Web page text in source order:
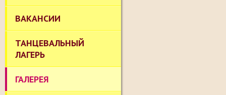
ВАКАНСИИ
ТАНЦЕВАЛЬНЫЙ
ЛАГЕРЬ
ГАЛЕРЕЯ